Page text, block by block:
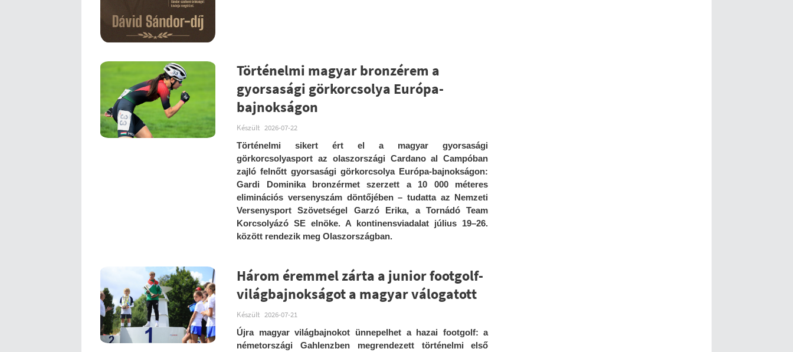
Történelmi magyar bronzérem a
gyorsasági görkorcsolya Európa-
bajnokságon
Készült 2026-07-22
Történelmi sikert ért el a magyar gyorsasági
görkorcsolyasport az olaszországi Cardano al Campóban
zajló felnőtt gyorsasági görkorcsolya Európa-bajnokságon:
Gardi Dominika bronzérmet szerzett a 10 000 méteres
eliminációs versenyszám döntőjében – tudatta az Nemzeti
Versenysport Szövetségel Garzó Erika, a Tornádó Team
Korcsolyázó SE elnöke. A kontinensviadalat július 19–26.
között rendezik meg Olaszországban.
Három éremmel zárta a junior footgolf-
világbajnokságot a magyar válogatott
Készült 2026-07-21
Újra magyar világbajnokot ünnepelhet a hazai footgolf: a
németországi Gahlenzben megrendezett történelmi első